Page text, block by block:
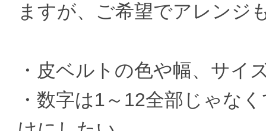
ますが、ご希望でアレンジ
・皮ベルトの色や幅、サイ
・数字は1～12全部じゃな